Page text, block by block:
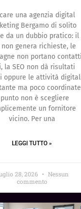
una agenzia digital
Bergamo di solito
da un dubbio pratico: il
genera richieste, le
non portano contatti
la SEO non dà risultati
oppure le attività
ma poco
non è scegliere
un fornitore
vicino. Per una
LEGGI TUTTO »
28, 2026
Nessun
commento